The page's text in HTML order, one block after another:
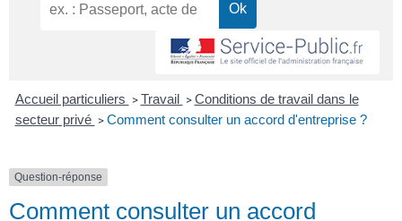
Accueil particuliers > Travail > Conditions de travail dans le
secteur privé > Comment consulter un accord d'entreprise ?
Question-réponse
Comment consulter un accord